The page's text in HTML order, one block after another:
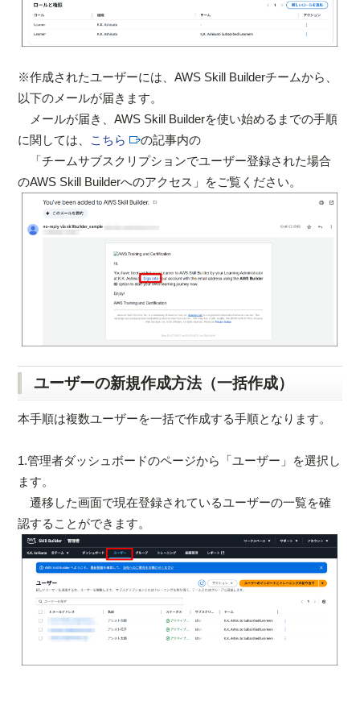
※作成されたユーザーには、AWS Skill Builderチームから、
以下のメールが届きます。
メールが届き、AWS Skill Builderを使い始めるまでの手順
に関しては、 こちら
の記事内の
「チームサブスクリプションでユーザー登録された場合
のAWS Skill Builderへのアクセス」をご覧ください。
ユーザーの新規作成方法（一括作成）
本手順は複数ユーザーを一括で作成する手順となります。
1.管理者ダッシュボードのページから「ユーザー」を選択し
ます。
遷移した画面で現在登録されているユーザーの一覧を確
認することができます。